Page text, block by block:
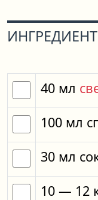
40 мл
100 мл
30 мл
10 — 12